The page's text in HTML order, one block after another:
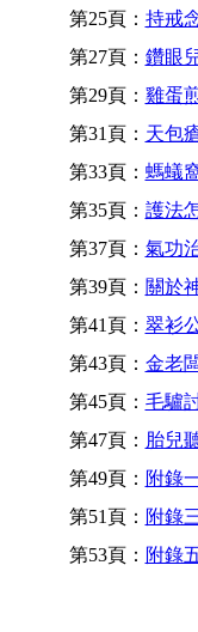
第25頁： 持戒
第27頁： 鑽眼
第29頁： 雞蛋
第31頁： 天包
第33頁： 螞蟻
第35頁： 護法
第37頁： 氣功
第39頁： 關於
第41頁： 翠衫
第43頁： 金老
第45頁： 毛驢
第47頁： 胎兒
第49頁： 附錄
第51頁： 附錄
第53頁： 附錄